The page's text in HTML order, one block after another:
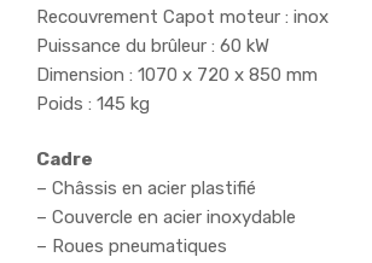
Recouvrement Capot moteur : inox
Puissance du brûleur : 60 kW
Dimension : 1070 x 720 x 850 mm
Poids : 145 kg
Cadre
– Châssis en acier plastifié
– Couvercle en acier inoxydable
– Roues pneumatiques